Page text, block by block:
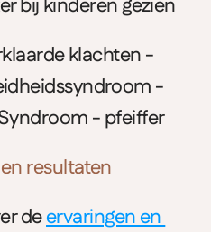
bij kinderen gezien
klachten -
-
- pfeiffer
resultaten
de ervaringen en